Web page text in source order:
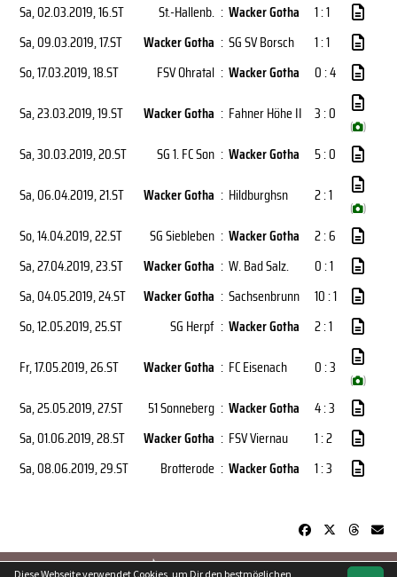
Sa, 02.03.2019, 16.ST St.-Hallenb. : Wacker Gotha
1 : 1
Sa, 09.03.2019, 17.ST Wacker Gotha : SG SV Borsch
1 : 1
So, 17.03.2019, 18.ST FSV Ohratal : Wacker Gotha
0 : 4
Sa, 23.03.2019, 19.ST Wacker Gotha : Fahner Höhe II 3 : 0
( )
Sa, 30.03.2019, 20.ST SG 1. FC Son : Wacker Gotha
5 : 0
Sa, 06.04.2019, 21.ST Wacker Gotha : Hildburghsn 2 : 1
( )
So, 14.04.2019, 22.ST SG Siebleben : Wacker Gotha
2 : 6
Sa, 27.04.2019, 23.ST Wacker Gotha : W. Bad Salz.
0 : 1
Sa, 04.05.2019, 24.ST Wacker Gotha : Sachsenbrunn
10 : 1
So, 12.05.2019, 25.ST SG Herpf : Wacker Gotha
2 : 1
Fr, 17.05.2019, 26.ST Wacker Gotha : FC Eisenach 0 : 3
( )
Sa, 25.05.2019, 27.ST 51 Sonneberg : Wacker Gotha
4 : 3
Sa, 01.06.2019, 28.ST Wacker Gotha : FSV Viernau
1 : 2
Sa, 08.06.2019, 29.ST Brotterode : Wacker Gotha 1 : 3
soccero.de
Diese Webseite verwendet Cookies, um Dir den bestmöglichen